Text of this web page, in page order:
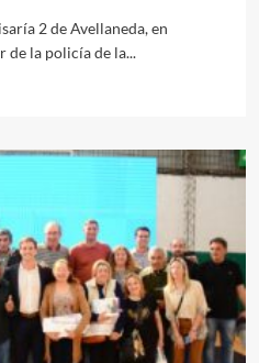
2 de Avellaneda, en
la policía de la...